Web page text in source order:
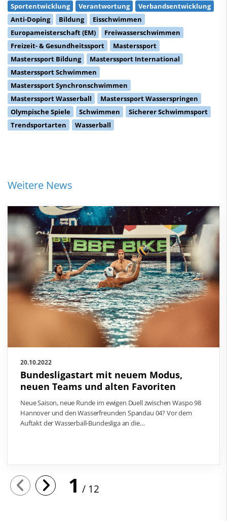
Sportentwicklung Verantwortung
Verbandsentwicklung
Anti-Doping
Bildung
Eisschwimmen
Europameisterschaft (EM)
Freiwasserschwimmen
Freizeit- & Gesundheitssport
Masterssport
Masterssport Bildung
Masterssport International
Masterssport Schwimmen
Masterssport Synchronschwimmen
Masterssport Wasserball
Masterssport Wasserspringen
Olympische Spiele
Schwimmen
Sicherer Schwimmsport
Trendsportarten
Wasserball
Weitere News
20.10.2022
Bundesligastart mit neuem Modus,
neuen Teams und alten Favoriten
Neue Saison, neue Runde im ewigen Duell zwischen Waspo 98
Hannover und den Wasserfreunden Spandau 04? Vor dem
Auftakt der Wasserball-Bundesliga an die…
1 12